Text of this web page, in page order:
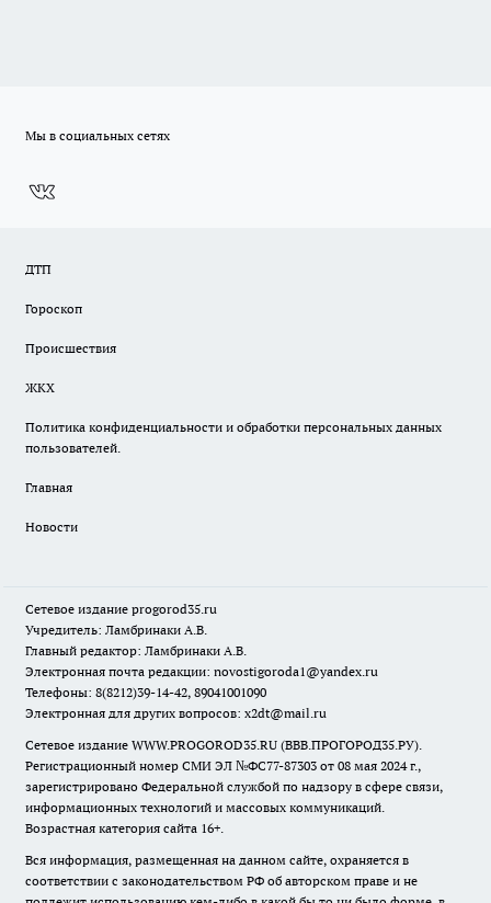
Мы в социальных сетях
ДТП
Гороскоп
Происшествия
ЖКХ
Политика конфиденциальности и обработки персональных данных
пользователей.
Главная
Новости
Сетевое издание progorod35.ru
Учредитель: Ламбринаки А.В.
Главный редактор: Ламбринаки А.В.
Электронная почта редакции: novostigoroda1@yandex.ru
Телефоны: 8(8212)39-14-42, 89041001090
Электронная для других вопросов: x2dt@mail.ru
Сетевое издание WWW.PROGOROD35.RU (ВВВ.ПРОГОРОД35.РУ).
Регистрационный номер СМИ ЭЛ №ФС77-87303 от 08 мая 2024 г.,
зарегистрировано Федеральной службой по надзору в сфере связи,
информационных технологий и массовых коммуникаций.
Возрастная категория сайта 16+.
Вся информация, размещенная на данном сайте, охраняется в
соответствии с законодательством РФ об авторском праве и не